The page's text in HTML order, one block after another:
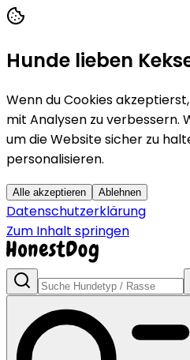
Hunde lieben
Wenn du Cookies
mit Analysen zu verbessern.
um die Website sicher zu
personalisieren.
Alle akzeptieren Ablehnen
Datenschutzerklärung
Zum Inhalt springen